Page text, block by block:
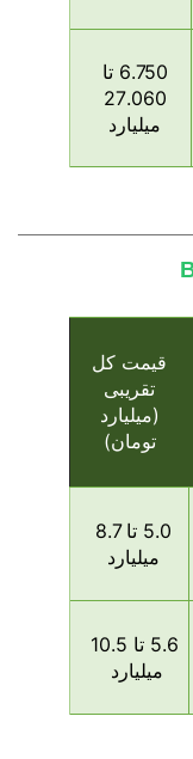
6.750 تا
27.060
میلیارد
قیمت کل
تقریبی
(میلیارد
تومان)
5.0 تا 8.7
میلیارد
5.6 تا 10.5
میلیارد